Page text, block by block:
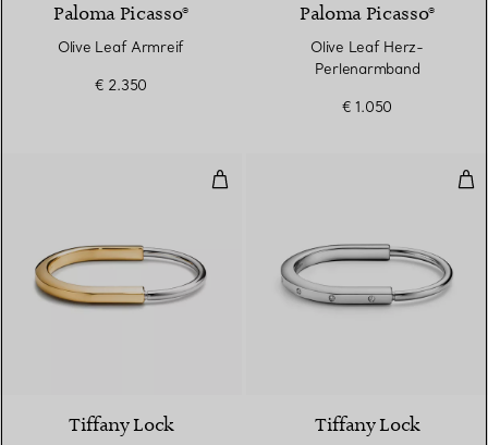
Paloma Picasso®
Olive Leaf Armreif
€ 2.350
Paloma Picasso®
Olive Leaf Herz-
Perlenarmband
€ 1.050
Armreif Gelb- und Weißgold
Tiffany Lock Tiffany Lock